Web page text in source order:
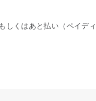
くはあと払い（ペイデ